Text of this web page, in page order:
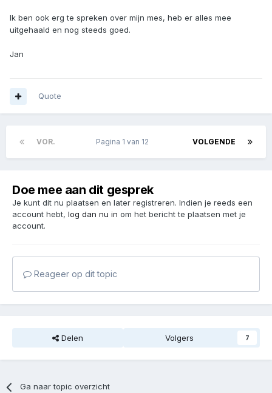
Ik ben ook erg te spreken over mijn mes, heb er alles mee
uitgehaald en nog steeds goed.
Jan
Quote
VOR. VOLGENDE
Pagina 1 van 12
Doe mee aan dit gesprek
Je kunt dit nu plaatsen en later registreren. Indien je reeds een
account hebt, log dan nu in om het bericht te plaatsen met je
account.
Reageer op dit topic
Delen Volgers 7
Ga naar topic overzicht